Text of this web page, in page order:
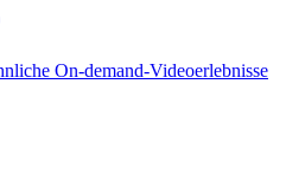
On-demand-Videoerlebnisse